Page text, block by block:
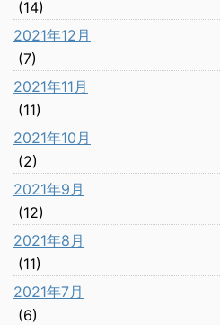
(14)
2021年12月
(7)
2021年11月
(11)
2021年10月
(2)
2021年9月
(12)
2021年8月
(11)
2021年7月
(6)